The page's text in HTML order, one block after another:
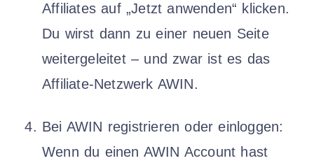
Affiliates auf „Jetzt anwenden“ klicken.
Du wirst dann zu einer neuen Seite
weitergeleitet – und zwar ist es das
Affiliate-Netzwerk AWIN.
Bei AWIN registrieren oder einloggen:
Wenn du einen AWIN Account hast